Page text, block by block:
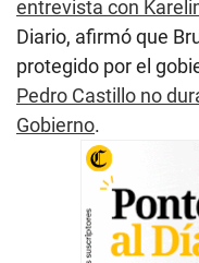
entrevista con
Diario, afirmó que
protegido por el
Pedro Castillo no
Gobierno.